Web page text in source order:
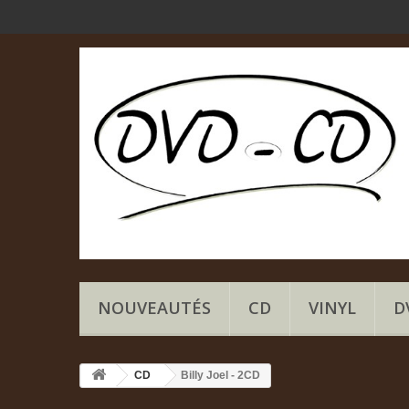
NOUVEAUTÉS CD VINYL
CD Billy Joel - 2CD